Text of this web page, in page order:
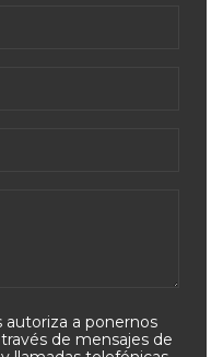
autoriza a ponernos
de mensajes de